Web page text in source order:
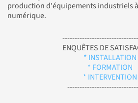
production d'équipements industriels
numérique.
ENQUÊTES DE
* INSTALLATION
* FORMATION
* INTERVENTION